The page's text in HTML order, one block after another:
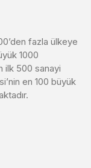
fazla ülkeye
1000
ilk 500 sanayi
en 100 büyük